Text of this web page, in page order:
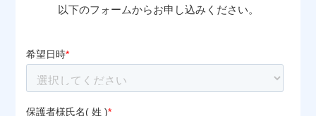
以下のフォームからお申し込みください。